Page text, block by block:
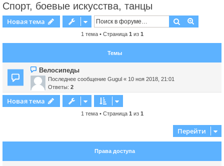
Спорт, боевые искусства, танцы
Новая тема Поиск
1 тема • Страница 1 из 1
Темы
Велосипеды
Последнее сообщение Gugul « 10 ноя 2018, 21:01
Ответы: 2
Новая тема
1 тема • Страница 1 из 1
Перейти
Права доступа